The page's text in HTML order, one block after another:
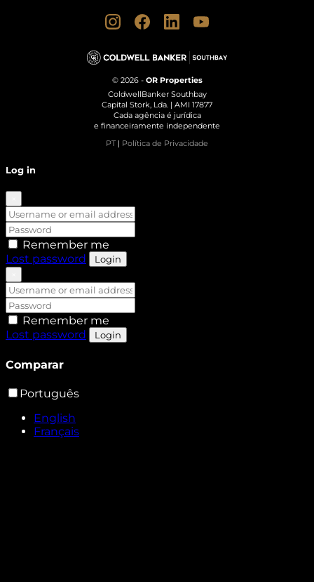
© 2026 - OR Properties
ColdwellBanker Southbay
Capital Stork, Lda. | AMI 17877
Cada agência é jurídica
e financeiramente independente
PT| Política de Privacidade
Log in
Remember me
Lost password
Login
Remember me
Lost password
Login
Comparar
Português
English
Français